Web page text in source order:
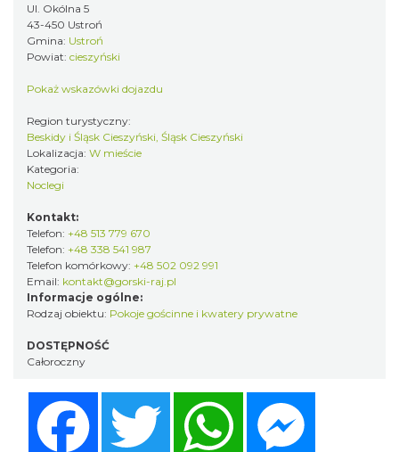
Ul. Okólna 5
43-450 Ustroń
Gmina: Ustroń
Powiat: cieszyński
Pokaż wskazówki dojazdu
Region turystyczny:
Beskidy i Śląsk Cieszyński, Śląsk Cieszyński
Lokalizacja: W mieście
Kategoria:
Noclegi
Kontakt:
Telefon: +48 513 779 670
Telefon: +48 338 541 987
Telefon komórkowy: +48 502 092 991
Email: kontakt@gorski-raj.pl
Informacje ogólne:
Rodzaj obiektu: Pokoje gościnne i kwatery prywatne
DOSTĘPNOŚĆ
Całoroczny
Twitter